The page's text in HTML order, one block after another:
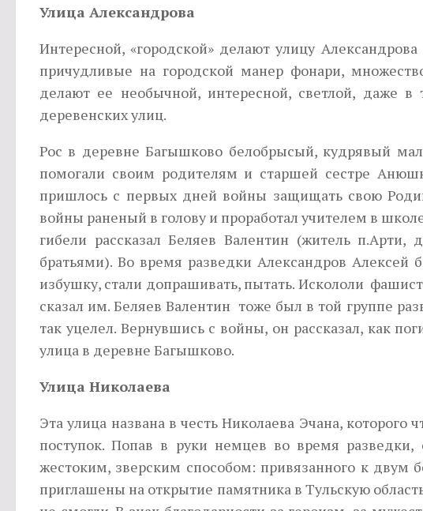
Улица Александрова
Интересной, «городской» делают улицу
причудливые на городской манер фонари,
делают ее необычной, интересной, светлой, даже
деревенских улиц.
Рос в деревне Багышково белобрысый, кудрявый
помогали своим родителям и старшей сестре
пришлось с первых дней войны защищать свою
войны раненый в голову и проработал учителем в
гибели рассказал Беляев Валентин (житель
братьями). Во время разведки Александров
избушку, стали допрашивать, пытать. Искололи
сказал им. Беляев Валентин тоже был в той группе
так уцелел. Вернувшись с войны, он рассказал, как
улица в деревне Багышково.
Улица Николаева
Эта улица названа в честь Николаева Эчана, которого
поступок. Попав в руки немцев во время
жестоким, зверским способом: привязанного к двум
приглашены на открытие памятника в Тульскую